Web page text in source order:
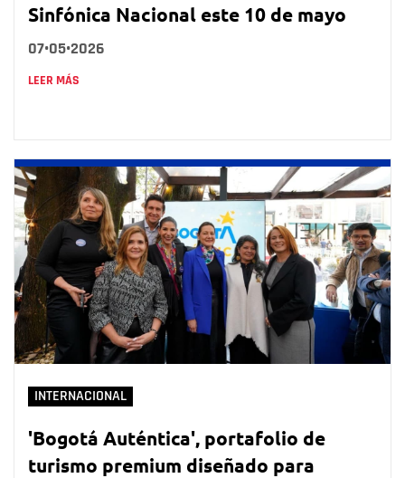
Sinfónica Nacional este 10 de mayo
07•05•2026
LEER MÁS
INTERNACIONAL
'Bogotá Auténtica', portafolio de
turismo premium diseñado para